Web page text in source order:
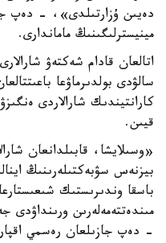
دەيىن ۇزارتىلدى»، - دەپ
مينيسترلىگىنىڭ ماماندارى.
اتالعان قادام شەكتەۋ
سالۋدى بولدىرماۋعا
كارانتيندىك شارالاردى
قيىن.
«وسىلايشا، قابىلدانعان
بيزنەس سۋبەكتىلەرىنىڭ
باسقا وندىرىستىك
مىندەتتەمەلەرىن
- دەپ جازىلعان رەسمي